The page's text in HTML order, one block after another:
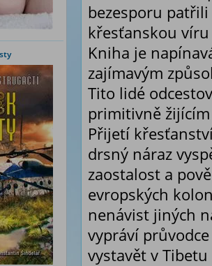
bezesporu
křesťanskou víru
Kniha je
zajímavým
Tito lidé
primitivně
Přijetí
drsný náraz
zaostalost a
evropských
nenávist jiných
vypráví
vystavět v